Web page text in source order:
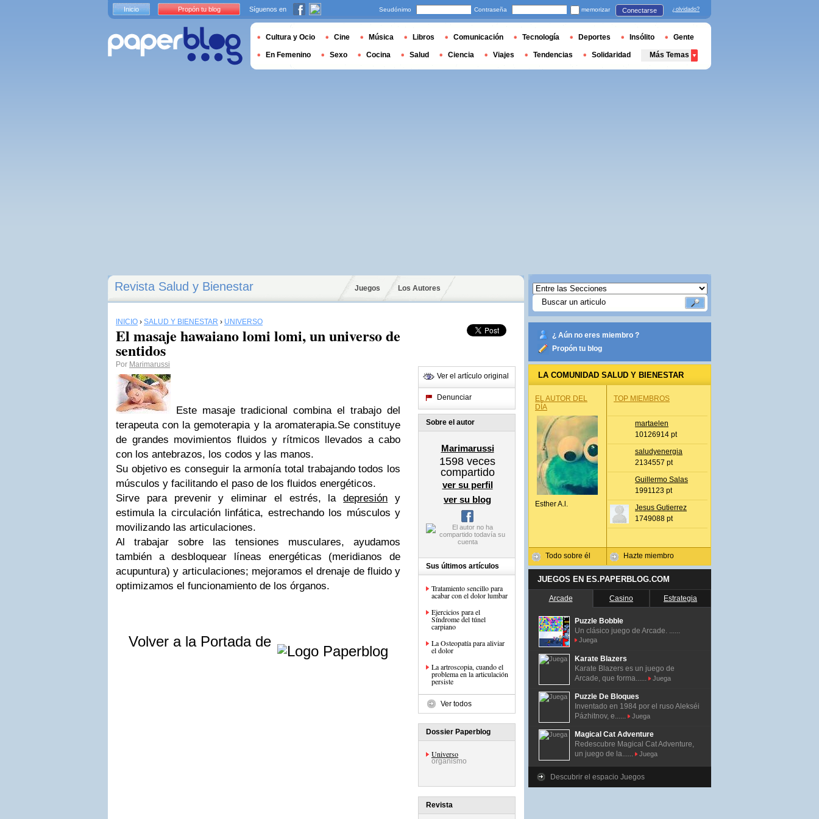
Revista Salud y Bienestar Juegos Los Autores
INICIO › SALUD Y BIENESTAR › UNIVERSO
El masaje hawaiano lomi lomi, un universo de
sentidos
Por Marimarussi
Este masaje tradicional combina el trabajo del
terapeuta con la gemoterapia y la aromaterapia.Se constituye
de grandes movimientos fluidos y rítmicos llevados a cabo
con los antebrazos, los codos y las manos.
Su objetivo es conseguir la armonía total trabajando todos los
músculos y facilitando el paso de los fluidos energéticos.
Sirve para prevenir y eliminar el estrés, ladepresión y
estimula la circulación linfática, estrechando los músculos y
movilizando las articulaciones.
Al trabajar sobre las tensiones musculares, ayudamos
también a desbloquear líneas energéticas (meridianos de
acupuntura) y articulaciones; mejoramos el drenaje de fluido y
optimizamos el funcionamiento de los órganos.
Volver a la Portada de
Ver el artículo original
Denunciar
Sobre el autor
Marimarussi
1598 veces
compartido
ver su perfil
ver su blog
Sus últimos artículos
Tratamiento sencillo para
acabar con el dolor lumbar
Ejercicios para el
Síndrome del túnel
carpiano
La Osteopatía para aliviar
el dolor
La artroscopia, cuando el
problema en la articulación
persiste
Ver todos
Dossier Paperblog
Universo
organismo
Revista
¿ Aún no eres miembro ?
Propón tu blog
LA COMUNIDAD SALUD Y BIENESTAR
EL AUTOR DEL
DÍA
Esther A.l.
Todo sobre él
TOP MIEMBROS
martaelen
10126914 pt
saludyenergia
2134557 pt
Guillermo Salas
1991123 pt
Jesus Gutierrez
1749088 pt
Hazte miembro
JUEGOS EN ES.PAPERBLOG.COM
Arcade Casino Estrategia
Puzzle Bobble
Un clásico juego de Arcade. ......
Juega
Karate Blazers
Karate Blazers es un juego de
Arcade, que forma......
Juega
Puzzle De Bloques
Inventado en 1984 por el ruso Alekséi
Pázhitnov, e......
Juega
Magical Cat Adventure
Redescubre Magical Cat Adventure,
un juego de la......
Juega
Descubrir el espacio Juegos
Inicio Propón tu blog Síguenos en Seudónimo Contraseña memorizar Conectarse ¿olvidado?
Cultura y Ocio Cine Música Libros Comunicación Tecnología Deportes Insólito Gente
En Femenino Sexo Cocina Salud Ciencia Viajes Tendencias Solidaridad Más Temas